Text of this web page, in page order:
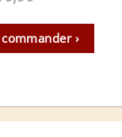
commander ›